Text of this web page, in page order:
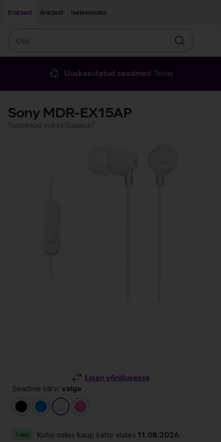
Eraklient
Äriklient Iseteenindus
Otsin
Uuskasutatud seadmed Telias
Sony MDR-EX15AP
Tootekood: mdrex15apw.ce7
Lisan võrdlusesse
Seadme värv: valge
must
sinine valge roosa
Laos Kohe ostes kaup kätte alates 11.08.2026